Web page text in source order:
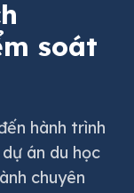
soát
hành trình
án du học
chuyên